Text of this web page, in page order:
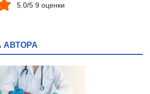
5.0/5 9 оценки
АВТОРА